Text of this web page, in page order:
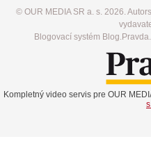
© OUR MEDIA SR a. s. 2026.
Blogovací systém
Kompletný video servis pre OUR